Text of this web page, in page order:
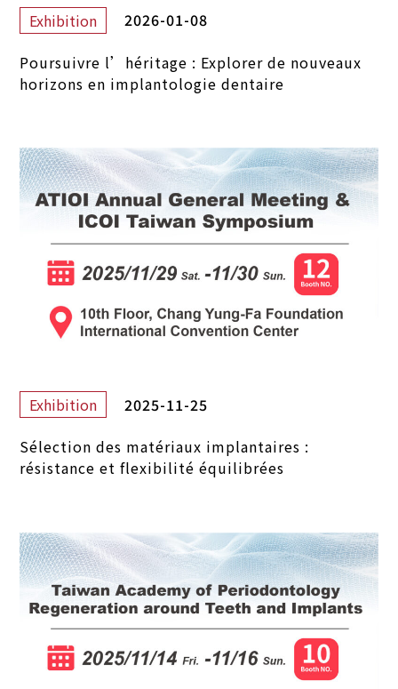
Exhibition
2026-01-08
Poursuivre l’héritage : Explorer de nouveaux
horizons en implantologie dentaire
Exhibition
2025-11-25
Sélection des matériaux implantaires :
résistance et flexibilité équilibrées